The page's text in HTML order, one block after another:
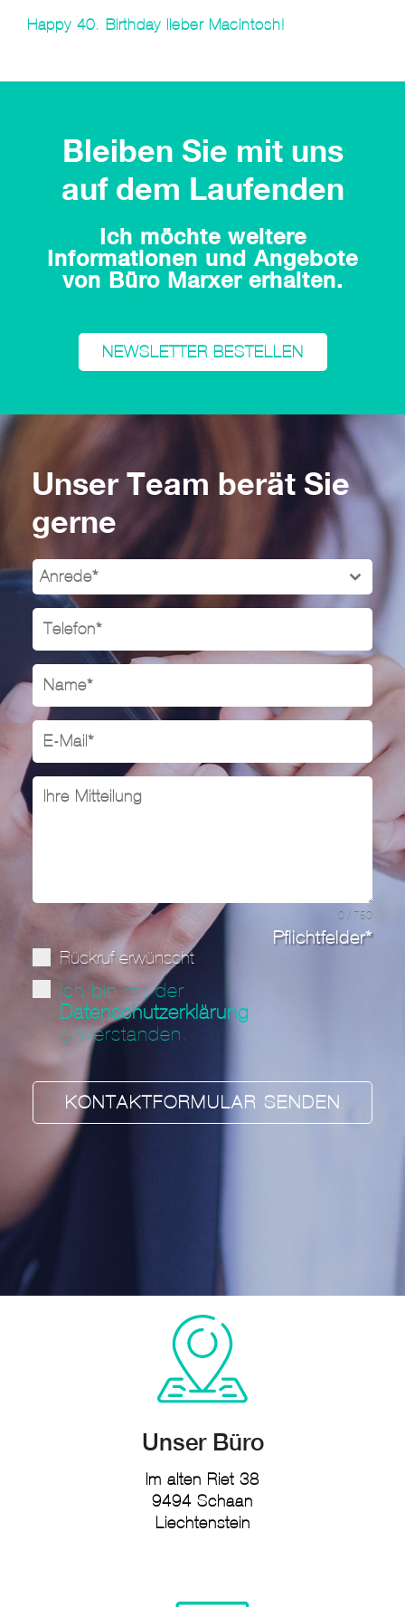
Happy 40. Birthday lieber Macintosh!
Bleiben Sie mit uns
auf dem Laufenden
Ich möchte weitere
Informationen und Angebote
von Büro Marxer erhalten.
NEWSLETTER BESTELLEN
Unser Team berät Sie
gerne
Anrede*
0 / 750
Pflichtfelder*
Rückruf erwünscht
Ich bin mit der
Datenschutzerklärung
einverstanden.
KONTAKTFORMULAR SENDEN
Unser Büro
Im alten Riet 38
9494 Schaan
Liechtenstein